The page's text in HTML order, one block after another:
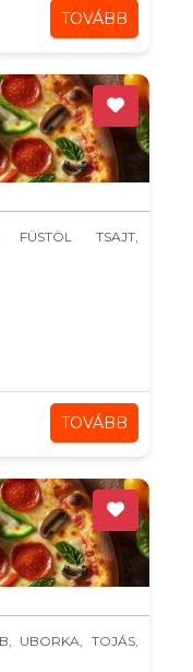
TOVÁBB
TSAJT,
TOVÁBB
UBORKA, TOJÁS,